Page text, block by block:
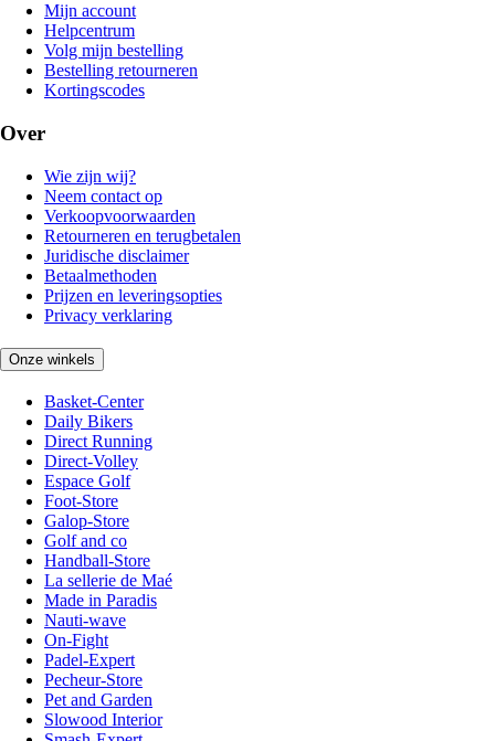
Mijn account
Helpcentrum
Volg mijn bestelling
Bestelling retourneren
Kortingscodes
Over
Wie zijn wij?
Neem contact op
Verkoopvoorwaarden
Retourneren en terugbetalen
Juridische disclaimer
Betaalmethoden
Prijzen en leveringsopties
Privacy verklaring
Onze winkels
Basket-Center
Daily Bikers
Direct Running
Direct-Volley
Espace Golf
Foot-Store
Galop-Store
Golf and co
Handball-Store
La sellerie de Maé
Made in Paradis
Nauti-wave
On-Fight
Padel-Expert
Pecheur-Store
Pet and Garden
Slowood Interior